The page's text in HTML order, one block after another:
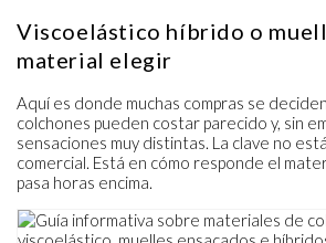
Viscoelástico híbrido o
material elegir
Aquí es donde muchas compras se
colchones pueden costar parecido y, sin
sensaciones muy distintas. La clave no
comercial. Está en cómo responde el
pasa horas encima.